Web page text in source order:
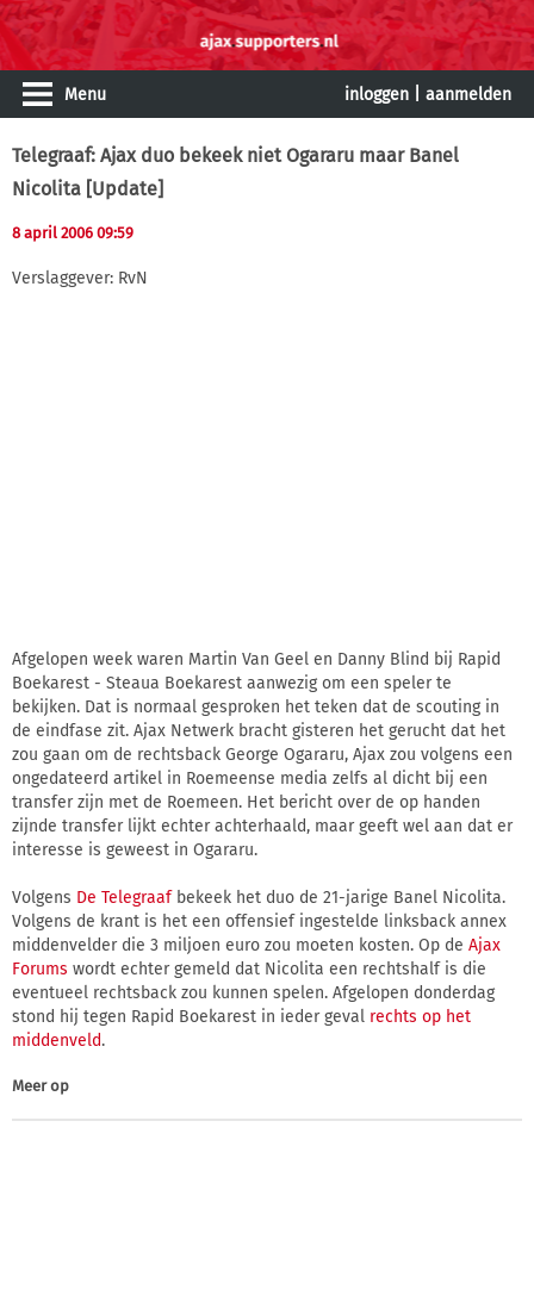
Menu inloggen aanmelden
Telegraaf: Ajax duo bekeek niet Ogararu maar Banel
Nicolita [Update]
8 april 2006 09:59
Verslaggever: RvN
Afgelopen week waren Martin Van Geel en Danny Blind bij Rapid
Boekarest - Steaua Boekarest aanwezig om een speler te
bekijken. Dat is normaal gesproken het teken dat de scouting in
de eindfase zit. Ajax Netwerk bracht gisteren het gerucht dat het
zou gaan om de rechtsback George Ogararu, Ajax zou volgens een
ongedateerd artikel in Roemeense media zelfs al dicht bij een
transfer zijn met de Roemeen. Het bericht over de op handen
zijnde transfer lijkt echter achterhaald, maar geeft wel aan dat er
interesse is geweest in Ogararu.
Volgens De Telegraafbekeek het duo de 21-jarige Banel Nicolita.
Volgens de krant is het een offensief ingestelde linksback annex
middenvelder die 3 miljoen euro zou moeten kosten. Op de Ajax
Forums wordt echter gemeld dat Nicolita een rechtshalf is die
eventueel rechtsback zou kunnen spelen. Afgelopen donderdag
stond hij tegen Rapid Boekarest in ieder geval rechts op het
middenveld.
Meer op